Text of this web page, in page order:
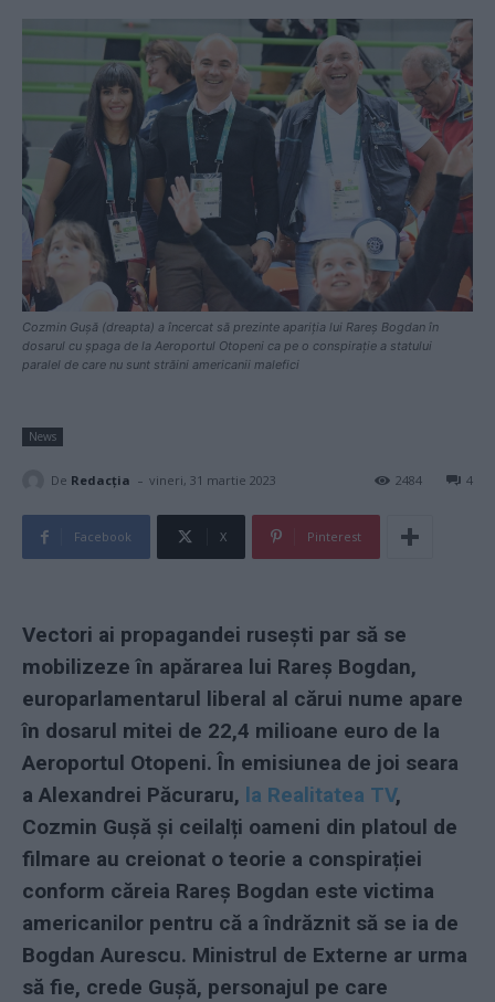
Cozmin Gușă (dreapta) a încercat să prezinte apariția lui Rareș Bogdan în
dosarul cu șpaga de la Aeroportul Otopeni ca pe o conspirație a statului
paralel de care nu sunt străini americanii malefici
News
De Redacţia - vineri, 31 martie 2023 4
2484
Facebook X Pinterest
Vectori ai propagandei rusești par să se
mobilizeze în apărarea lui Rareș Bogdan,
europarlamentarul liberal al cărui nume apare
în dosarul mitei de 22,4 milioane euro de la
Aeroportul Otopeni. În emisiunea de joi seara
a Alexandrei Păcuraru, la Realitatea TV,
Cozmin Gușă și ceilalți oameni din platoul de
filmare au creionat o teorie a conspirației
conform căreia Rareș Bogdan este victima
americanilor pentru că a îndrăznit să se ia de
Bogdan Aurescu. Ministrul de Externe ar urma
să fie, crede Gușă, personajul pe care